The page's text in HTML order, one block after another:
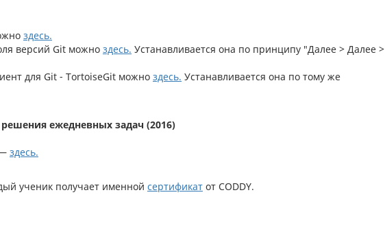
здесь.
версий Git можно здесь. Устанавливается она по принципу "Далее > Далее >
для Git - TortoiseGit можно здесь. Устанавливается она по тому же
ежедневных задач (2016)
здесь.
ученик получает именной сертификат от CODDY.